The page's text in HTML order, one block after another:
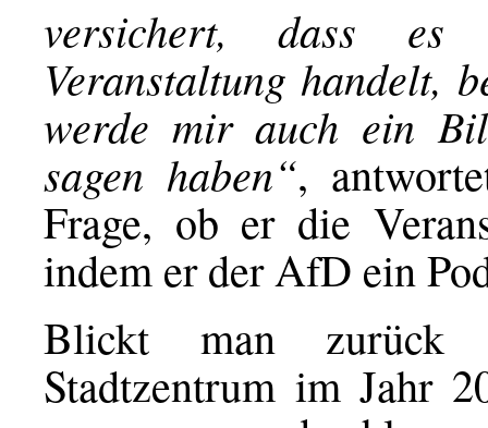
versichert, dass
Veranstaltung handelt,
werde mir auch ein
sagen haben“,
Frage, ob er die
indem er der AfD ein
Blickt man zurück
Stadtzentrum im Jahr